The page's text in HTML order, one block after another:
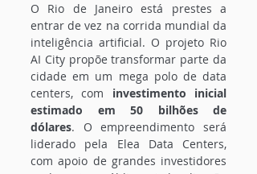
O Rio de Janeiro está prestes a
entrar de vez na corrida mundial da
inteligência artificial. O projeto Rio
AI City propõe transformar parte da
cidade em um mega polo de data
centers, com investimento inicial
estimado em 50 bilhões de
dólares. O empreendimento será
liderado pela Elea Data Centers,
com apoio de grandes investidores